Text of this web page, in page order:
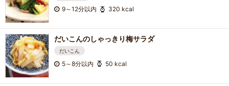
9～12分以内 320 kcal
だいこんのしゃっきり梅サラダ
だいこん
5～8分以内 50 kcal